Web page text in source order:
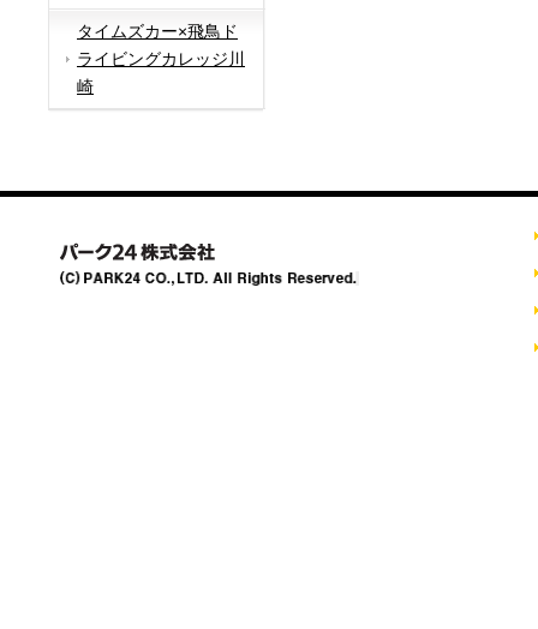
タイムズカー×飛鳥ド
ライビングカレッジ川
崎